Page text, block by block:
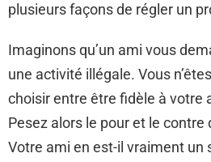
plusieurs façons de régler un
Imaginons qu’un ami vous
une activité illégale. Vous
choisir entre être fidèle à votre
Pesez alors le pour et le contre
Votre ami en est-il vraiment un